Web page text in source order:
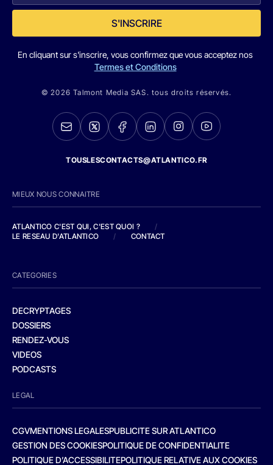
S'INSCRIRE
En cliquant sur s'inscrire, vous confirmez que vous acceptez nos
Termes et Conditions
© 2026 Talmont Media SAS. tous droits réservés.
TOUSLESCONTACTS@ATLANTICO.FR
MIEUX NOUS CONNAITRE
ATLANTICO C'EST QUI, C'EST QUOI ?
/
LE RESEAU D'ATLANTICO
/ CONTACT
CATEGORIES
DECRYPTAGES
DOSSIERS
RENDEZ-VOUS
VIDEOS
PODCASTS
LEGAL
CGVMENTIONS LEGALESPUBLICITE SUR ATLANTICO
GESTION DES COOKIESPOLITIQUE DE CONFIDENTIALITE
POLITIQUE D’ACCESSIBILITEPOLITIQUE RELATIVE AUX COOKIES